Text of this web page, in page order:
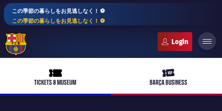
この季節の暮らしをお見逃しなく！ ⚽️
この季節の暮らしをお見逃しなく！ ⚽️
ticket-full
TICKETS & MUSEUM
ticket-vip
BARÇA BUSINESS